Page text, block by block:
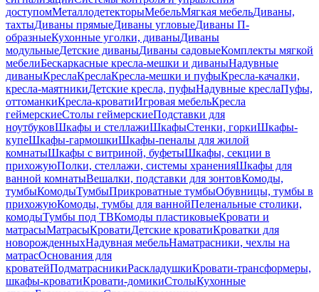
доступомМеталлодетекторыМебельМягкая мебельДиваны,
тахтыДиваны прямыеДиваны угловыеДиваны П-
образныеКухонные уголки, диваныДиваны
модульныеДетские диваныДиваны садовыеКомплекты мягкой
мебелиБескаркасные кресла-мешки и диваныНадувные
диваныКреслаКреслаКресла-мешки и пуфыКресла-качалки,
кресла-маятникиДетские кресла, пуфыНадувные креслаПуфы,
оттоманкиКресла-кроватиИгровая мебельКресла
геймерскиеСтолы геймерскиеПодставки для
ноутбуковШкафы и стеллажиШкафыСтенки, горкиШкафы-
купеШкафы-гармошкиШкафы-пеналы для жилой
комнатыШкафы с витриной, буфетыШкафы, секции в
прихожуюПолки, стеллажи, системы храненияШкафы для
ванной комнатыВешалки, подставки для зонтовКомоды,
тумбыКомодыТумбыПрикроватные тумбыОбувницы, тумбы в
прихожуюКомоды, тумбы для ваннойПеленальные столики,
комодыТумбы под ТВКомоды пластиковыеКровати и
матрасыМатрасыКроватиДетские кроватиКроватки для
новорожденныхНадувная мебельНаматрасники, чехлы на
матрасОснования для
кроватейПодматрасникиРаскладушкиКровати-трансформеры,
шкафы-кроватиКровати-домикиСтолыКухонные